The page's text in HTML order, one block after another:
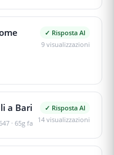
✓ Risposta AI
9 visualizzazioni
a Bari
· 65g fa
✓ Risposta AI
14 visualizzazioni